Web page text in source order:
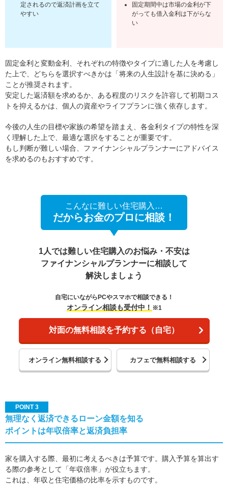
定されるので返済計画を立て
やすい
固定期間中は市場の金利が下
がっても借入金利は下がらな
い
固定金利と変動金利、それぞれの特徴やタイプに適した人を考慮し
た上で、どちらを選択すべきかは「将来の人生設計を基に決める」
ことが推奨されます。
安定した返済額を求めるか、ある程度のリスクを許容して初期コス
トを抑えるかは、個人の資産やライフプランに強く依存します。
今後の人生の目標や家族の希望を踏まえ、各金利タイプの特性を深
く理解した上で、最適な選択をすることが重要です。
もし判断が難しい場合、ファイナンシャルプランナーにアドバイス
を求めるのもおすすめです。
こんなに難しい住宅購入…
だからお金のプロに相談！
1人では難しい住宅購入のお悩み・不安は
ファイナンシャルプランナーに相談して
解決しましょう
自宅にいながらPCやスマホで相談できる！
オンライン相談も受付中！ ※1
対面の無料相談を予約する（自宅）
オンライン無料相談する カフェで無料相談する
POINT 3
無理なく返済できるローン金額を知る
ポイントは年収倍率と返済負担率
家を購入する際、最初に考えるべきは予算です。購入予算を算出す
る際の参考として「年収倍率」が役立ちます。
これは、年収と住宅価格の比率を示すものです。